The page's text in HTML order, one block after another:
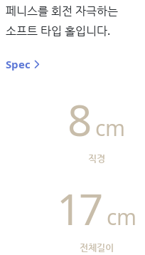
페니스를 회전 자극하는
소프트 타입 홀입니다.
Spec
직경
8 cm
전체길이
17 cm